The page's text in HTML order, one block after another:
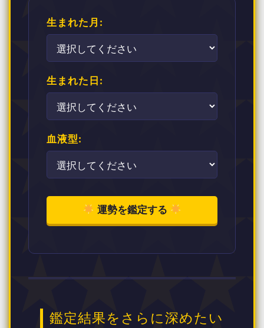
生まれた月:
生まれた日:
血液型:
運勢を鑑定する
鑑定結果をさらに深めたい